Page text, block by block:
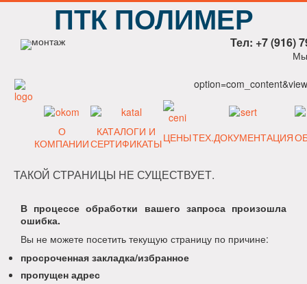
ПТК ПОЛИМЕР
Тел: +7 (916)
Мы
О
КОМПАНИИ
КАТАЛОГИ И
СЕРТИФИКАТЫЦЕНЫТЕХ.ДОКУМЕНТАЦИЯ
ТАКОЙ СТРАНИЦЫ НЕ СУЩЕСТВУЕТ.
В процессе обработки вашего запроса произошла
ошибка.
Вы не можете посетить текущую страницу по причине:
просроченная закладка/избранное
пропущен адрес